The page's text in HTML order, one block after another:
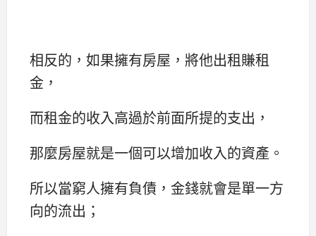
相反的，如果擁有房屋，將他出租賺租
金，
而租金的收入高過於前面所提的支出，
那麼房屋就是一個可以增加收入的資產。
所以當窮人擁有負債，金錢就會是單一方
向的流出；